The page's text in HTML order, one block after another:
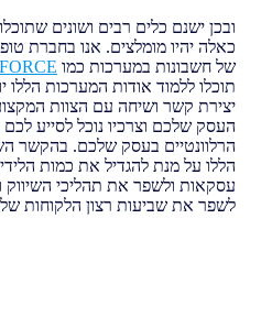
ובכן ישנם כלים רבים ושונים
כאלה יהיו מומלצים. אנו בחברת
של חשבונות במערכות כמו MONDAY,
תוכלו ללמוד אודות המערכות
יצירת קשר ושיחה עם הצוות
העסק שלכם וצרכיו נוכל לסייע
הרלוונטיים בעסק שלכם. בהקשר
הללו על מנת להגדיל את כמות
עסקאות ולשפר את תהליכי השיווק
לשפר את שביעות רצון הלקוחות